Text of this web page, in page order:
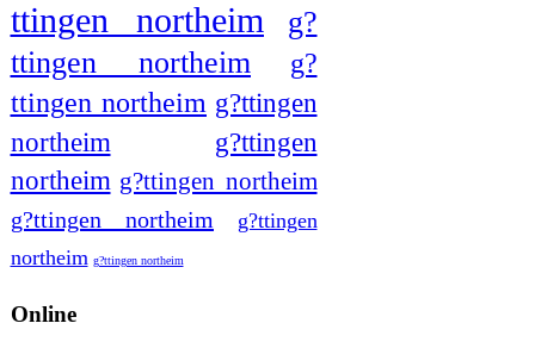
ttingen northeim
g?
ttingen northeim
g?
ttingen northeim g?ttingen
northeim
g?ttingen
northeim g?ttingen northeim
g?ttingen northeim
g?ttingen
northeim g?ttingen northeim
Online